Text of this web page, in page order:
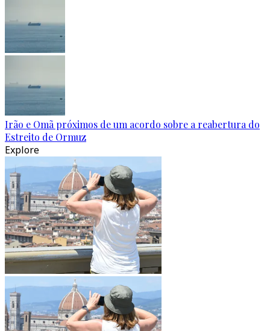
Irão e Omã próximos de um acordo sobre a reabertura do
Estreito de Ormuz
Explore